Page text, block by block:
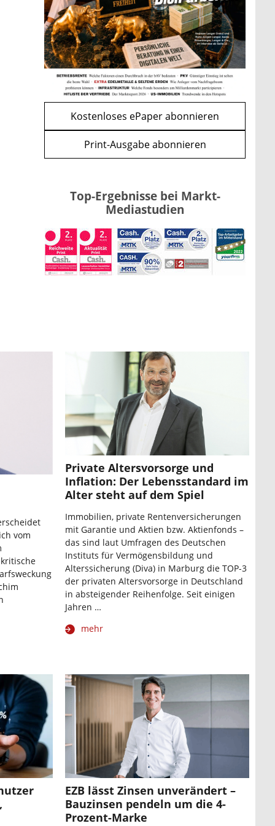
WEITERE ARTIKEL
zurückweiter
Renten-Nachzahlung ist pro
Kind möglich
mehr
Kostenloses ePaper abonnieren
Print-Ausgabe abonnieren
Top-Ergebnisse bei Markt-
Mediastudien
vom
Private Altersvorsorge und
Inflation: Der Lebensstandard im
Alter steht auf dem Spiel
Immobilien, private Rentenversicherungen
mit Garantie und Aktien bzw. Aktienfonds –
das sind laut Umfragen des Deutschen
Instituts für Vermögensbildung und
Alterssicherung (Diva) in Marburg die TOP-3
der privaten Altersvorsorge in Deutschland
in absteigender Reihenfolge. Seit einigen
Jahren …
mehr
EZB lässt Zinsen unverändert –
Bauzinsen pendeln um die 4-
Prozent-Marke